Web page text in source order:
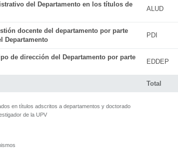
Total
del Departamento en los títulos de
ALUD
docente del departamento por parte
Departamento
PDI
de dirección del Departamento por parte
EDDEP
en títulos adscritos a departamentos y doctorado
de la UPV